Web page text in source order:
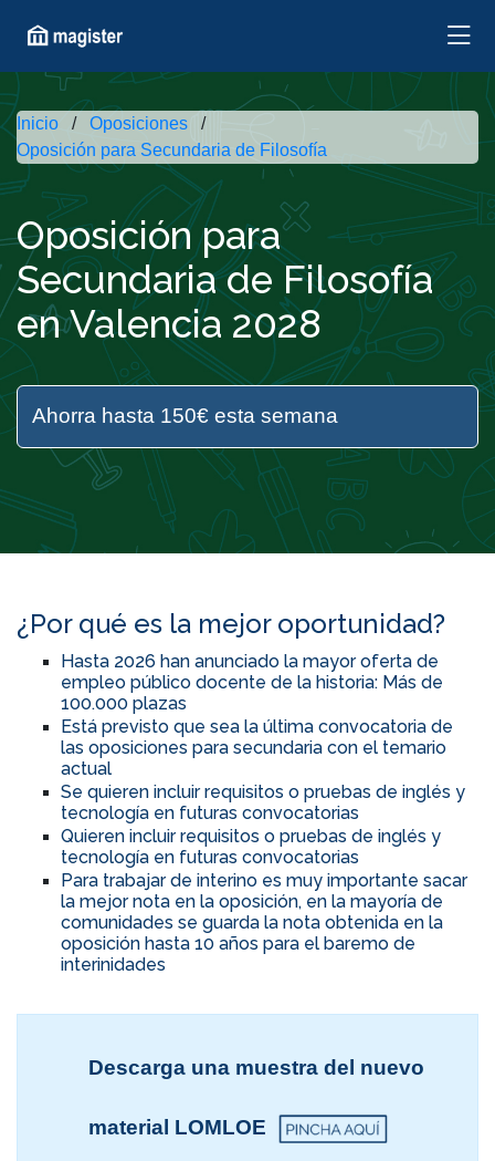
Inicio
Oposiciones
Oposición para Secundaria de Filosofía
Oposición para
Secundaria de Filosofía
en Valencia 2028
Ahorra hasta 150€ esta semana
¿Por qué es la mejor oportunidad?
Hasta 2026 han anunciado la mayor oferta de
empleo público docente de la historia: Más de
100.000 plazas
Está previsto que sea la última convocatoria de
las oposiciones para secundaria con el temario
actual
Se quieren incluir requisitos o pruebas de inglés y
tecnología en futuras convocatorias
Quieren incluir requisitos o pruebas de inglés y
tecnología en futuras convocatorias
Para trabajar de interino es muy importante sacar
la mejor nota en la oposición, en la mayoría de
comunidades se guarda la nota obtenida en la
oposición hasta 10 años para el baremo de
interinidades
Descarga una muestra del nuevo
material LOMLOE